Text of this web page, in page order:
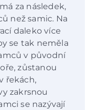
za následek,
než samic. Na
daleko více
se tak neměla
v původní
zůstanou
řekách,
zakrsnou
se nazývají